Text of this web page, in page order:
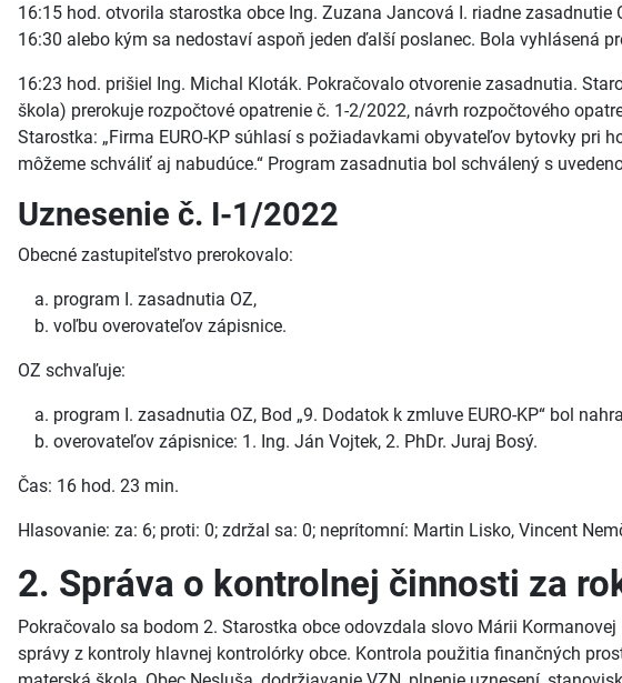
16:15 hod. otvorila starostka obce Ing. Zuzana Jancová I. riadne
16:30 alebo kým sa nedostaví aspoň jeden ďalší poslanec. Bola vyhlásená
16:23 hod. prišiel Ing. Michal Kloták. Pokračovalo otvorenie zasadnutia.
škola) prerokuje rozpočtové opatrenie č. 1-2/2022, návrh rozpočtového
Starostka: „Firma EURO-KP súhlasí s požiadavkami obyvateľov bytovky pri
môžeme schváliť aj nabudúce.“ Program zasadnutia bol schválený s
Uznesenie č. I-1/2022
Obecné zastupiteľstvo prerokovalo:
program I. zasadnutia OZ,
voľbu overovateľov zápisnice.
OZ schvaľuje:
program I. zasadnutia OZ, Bod „9. Dodatok k zmluve EURO-KP“ bol
overovateľov zápisnice: 1. Ing. Ján Vojtek, 2. PhDr. Juraj Bosý.
Čas: 16 hod. 23 min.
Hlasovanie: za: 6; proti: 0; zdržal sa: 0; neprítomní: Martin Lisko, Vincent
2. Správa o kontrolnej činnosti za
Pokračovalo sa bodom 2. Starostka obce odovzdala slovo Márii
správy z kontroly hlavnej kontrolórky obce. Kontrola použitia finančných